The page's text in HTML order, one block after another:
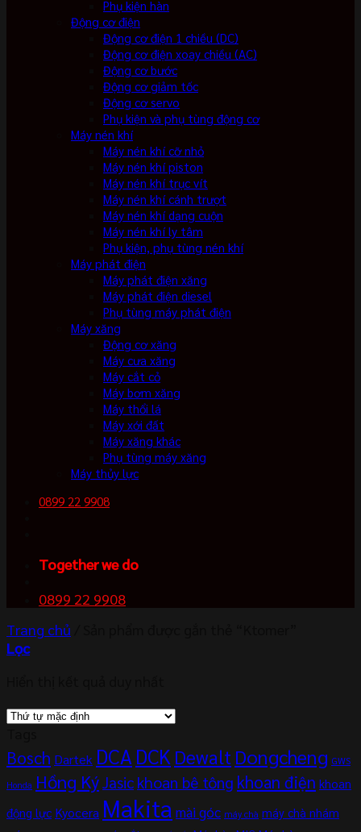
Phụ kiện hàn
Động cơ điện
Động cơ điện 1 chiều (DC)
Động cơ điện xoay chiều (AC)
Động cơ bước
Động cơ giảm tốc
Động cơ servo
Phụ kiện và phụ tùng động cơ
Máy nén khí
Máy nén khí cỡ nhỏ
Máy nén khí piston
Máy nén khí trục vít
Máy nén khí cánh trượt
Máy nén khí dạng cuộn
Máy nén khí ly tâm
Phụ kiện, phụ tùng nén khí
Máy phát điện
Máy phát điện xăng
Máy phát điện diesel
Phụ tùng máy phát điện
Máy xăng
Động cơ xăng
Máy cưa xăng
Máy cắt cỏ
Máy bơm xăng
Máy thổi lá
Máy xới đất
Máy xăng khác
Phụ tùng máy xăng
Máy thủy lực
0899 22 9908
Together we do
0899 22 9908
Trang chủ
Lọc
Bosch Dartek DCA DCK Dewalt Dongcheng GWS
Honda Hồng Ký Jasic khoan bê tông khoan điện khoan
động lực Kyocera Makita mài góc máy chà máy chà nhám